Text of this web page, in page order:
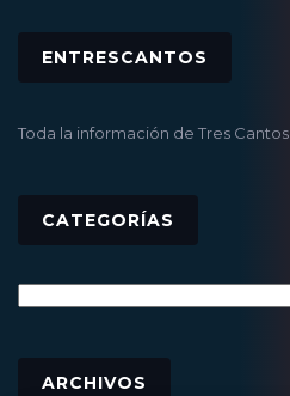
ENTRESCANTOS
Toda la información de Tres Cantos
CATEGORÍAS
ARCHIVOS